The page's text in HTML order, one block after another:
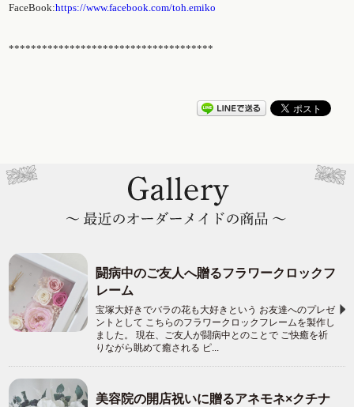
FaceBook:https://www.facebook.com/toh.emiko
*************************************
闘病中のご友人へ贈るフラワークロックフ
レーム
宝塚大好きでバラの花も大好きという お友達へのプレゼ
ントとして こちらのフラワークロックフレームを製作し
ました。 現在、ご友人が闘病中とのことで ご快癒を祈
りながら眺めて癒される ピ...
美容院の開店祝いに贈るアネモネ×クチナ